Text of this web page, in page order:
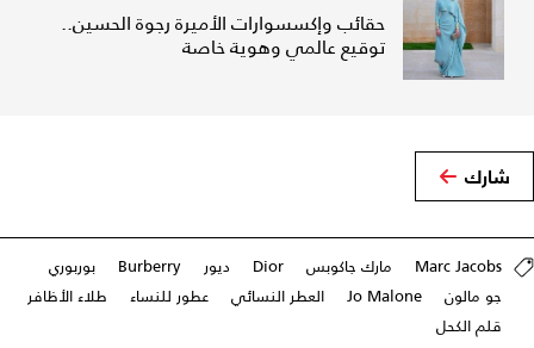
حقائب وإكسسوارات الأميرة رجوة الحسين..
توقيع عالمي وهوية خاصة
شارك
Marc Jacobs مارك جاكوبس Dior ديور Burberry
بوربوري
جو مالون
Jo Malone العطر النسائي عطور للنساء
طلاء الأظافر
قلم الكحل